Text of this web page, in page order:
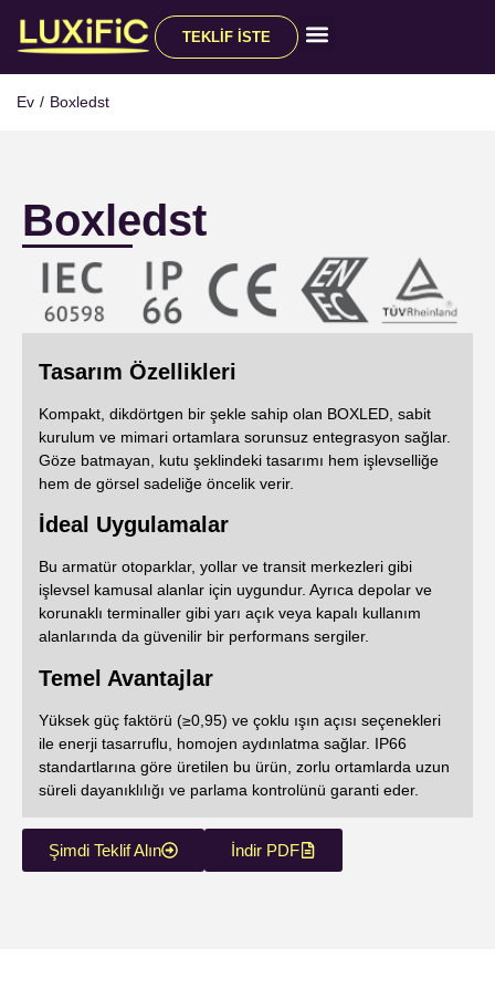
TEKLIF İSTE
Ev / Boxledst
Boxledst
Tasarım Özellikleri
Kompakt, dikdörtgen bir şekle sahip olan BOXLED, sabit
kurulum ve mimari ortamlara sorunsuz entegrasyon sağlar.
Göze batmayan, kutu şeklindeki tasarımı hem işlevselliğe
hem de görsel sadeliğe öncelik verir.
İdeal Uygulamalar
Bu armatür otoparklar, yollar ve transit merkezleri gibi
işlevsel kamusal alanlar için uygundur. Ayrıca depolar ve
korunaklı terminaller gibi yarı açık veya kapalı kullanım
alanlarında da güvenilir bir performans sergiler.
Temel Avantajlar
Yüksek güç faktörü (≥0,95) ve çoklu ışın açısı seçenekleri
ile enerji tasarruflu, homojen aydınlatma sağlar. IP66
standartlarına göre üretilen bu ürün, zorlu ortamlarda uzun
süreli dayanıklılığı ve parlama kontrolünü garanti eder.
Şimdi Teklif Alın İndir PDF